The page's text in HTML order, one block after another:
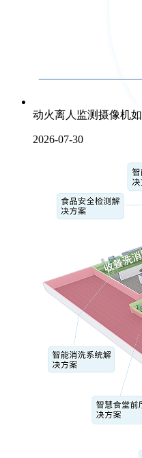
动火离人监测摄像机
2026-07-30